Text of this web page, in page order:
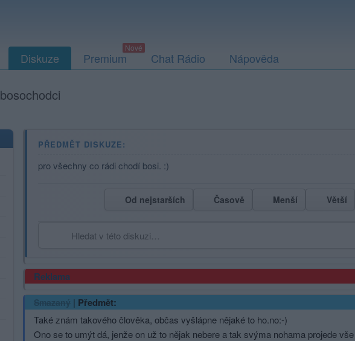
Diskuze Premium Chat Rádio Nápověda
bosochodci
PŘEDMĚT DISKUZE:
pro všechny co rádi chodí bosi. :)
Od nejstarších Časově Menší Větší
Reklama
Smazaný | Předmět:
Také znám takového člověka, občas vyšlápne nějaké to ho.no:-)
Ono se to umýt dá, jenže on už to nějak nebere a tak svýma nohama projede